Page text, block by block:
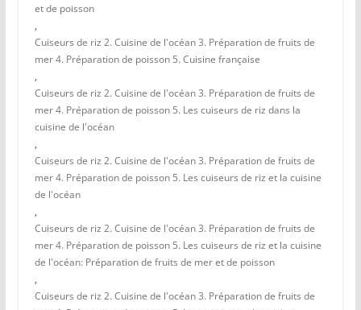
et de poisson
,
Cuiseurs de riz 2. Cuisine de l'océan 3. Préparation de fruits de
mer 4. Préparation de poisson 5. Cuisine française
,
Cuiseurs de riz 2. Cuisine de l'océan 3. Préparation de fruits de
mer 4. Préparation de poisson 5. Les cuiseurs de riz dans la
cuisine de l'océan
,
Cuiseurs de riz 2. Cuisine de l'océan 3. Préparation de fruits de
mer 4. Préparation de poisson 5. Les cuiseurs de riz et la cuisine
de l'océan
,
Cuiseurs de riz 2. Cuisine de l'océan 3. Préparation de fruits de
mer 4. Préparation de poisson 5. Les cuiseurs de riz et la cuisine
de l'océan: Préparation de fruits de mer et de poisson
,
Cuiseurs de riz 2. Cuisine de l'océan 3. Préparation de fruits de